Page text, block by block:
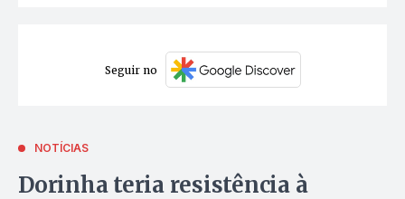
Seguir no
NOTÍCIAS
Dorinha teria resistência à